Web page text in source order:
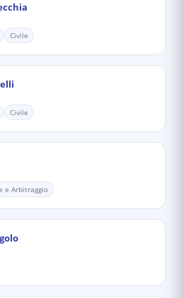
Civile
Civile
e Arbitraggio